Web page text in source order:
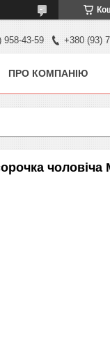
958-43-59 +380 (93)
ПРО КОМПАНІЮ
чоловіча